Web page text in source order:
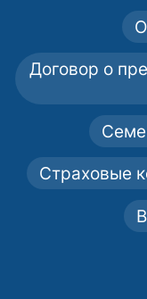
Договор о
Страховые